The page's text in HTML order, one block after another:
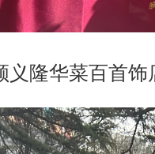
义隆华菜百首